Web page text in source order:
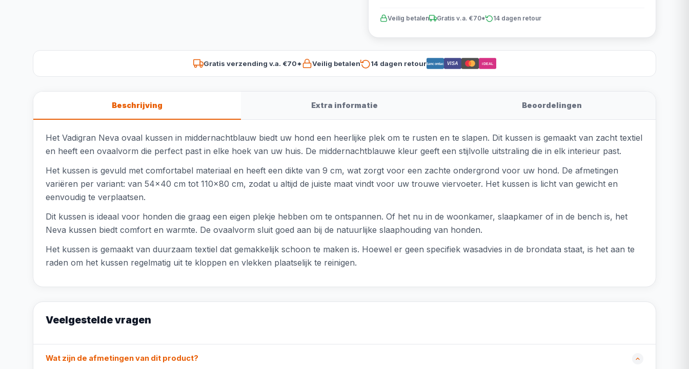
Veilig betalen Gratis v.a. €70* 14 dagen retour
Gratis verzending v.a. €70* Veilig betalen 14 dagen retourBancontact VISA iDEAL
Beschrijving Extra informatie Beoordelingen
Het Vadigran Neva ovaal kussen in middernachtblauw biedt uw hond een heerlijke plek om te rusten en te slapen. Dit kussen is gemaakt van zacht textiel
en heeft een ovaalvorm die perfect past in elke hoek van uw huis. De middernachtblauwe kleur geeft een stijlvolle uitstraling die in elk interieur past.
Het kussen is gevuld met comfortabel materiaal en heeft een dikte van 9 cm, wat zorgt voor een zachte ondergrond voor uw hond. De afmetingen
variëren per variant: van 54x40 cm tot 110x80 cm, zodat u altijd de juiste maat vindt voor uw trouwe viervoeter. Het kussen is licht van gewicht en
eenvoudig te verplaatsen.
Dit kussen is ideaal voor honden die graag een eigen plekje hebben om te ontspannen. Of het nu in de woonkamer, slaapkamer of in de bench is, het
Neva kussen biedt comfort en warmte. De ovaalvorm sluit goed aan bij de natuurlijke slaaphouding van honden.
Het kussen is gemaakt van duurzaam textiel dat gemakkelijk schoon te maken is. Hoewel er geen specifiek wasadvies in de brondata staat, is het aan te
raden om het kussen regelmatig uit te kloppen en vlekken plaatselijk te reinigen.
Veelgestelde vragen
Wat zijn de afmetingen van dit product?